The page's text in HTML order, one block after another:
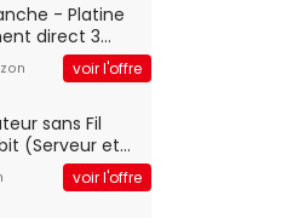
- Platine
direct 3
trs/min) avec
port USBvoir l'offre
sans Fil
(Serveur et
Mode Point
voir l'offre